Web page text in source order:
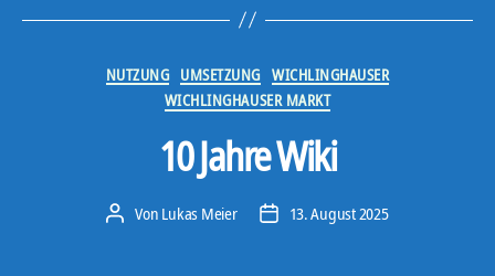
l
Kategorien
NUTZUNG UMSETZUNG WICHLINGHAUSER
WICHLINGHAUSER MARKT
10 Jahre Wiki
Beitragsautor
Von Lukas Meier Veröffentlichungsdatum
13. August 2025